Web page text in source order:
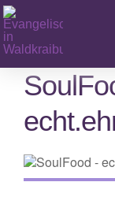
Zum
Inhalt
springen